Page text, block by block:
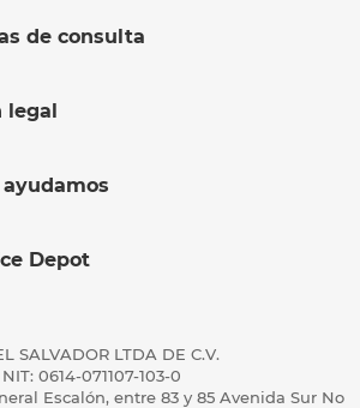
de consulta
legal
Depot
SALVADOR LTDA DE C.V.
NIT: 0614-071107-103-0
Escalón, entre 83 y 85 Avenida Sur No